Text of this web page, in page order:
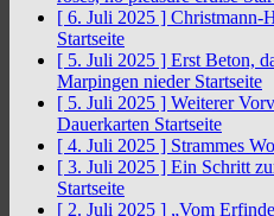
[ 6. Juli 2025 ] Christmann-
Startseite
[ 5. Juli 2025 ] Erst Beton,
Marpingen nieder Startseite
[ 5. Juli 2025 ] Weiterer
Dauerkarten Startseite
[ 4. Juli 2025 ] Strammes
[ 3. Juli 2025 ] Ein Schritt
Startseite
[ 2. Juli 2025 ] „Vom